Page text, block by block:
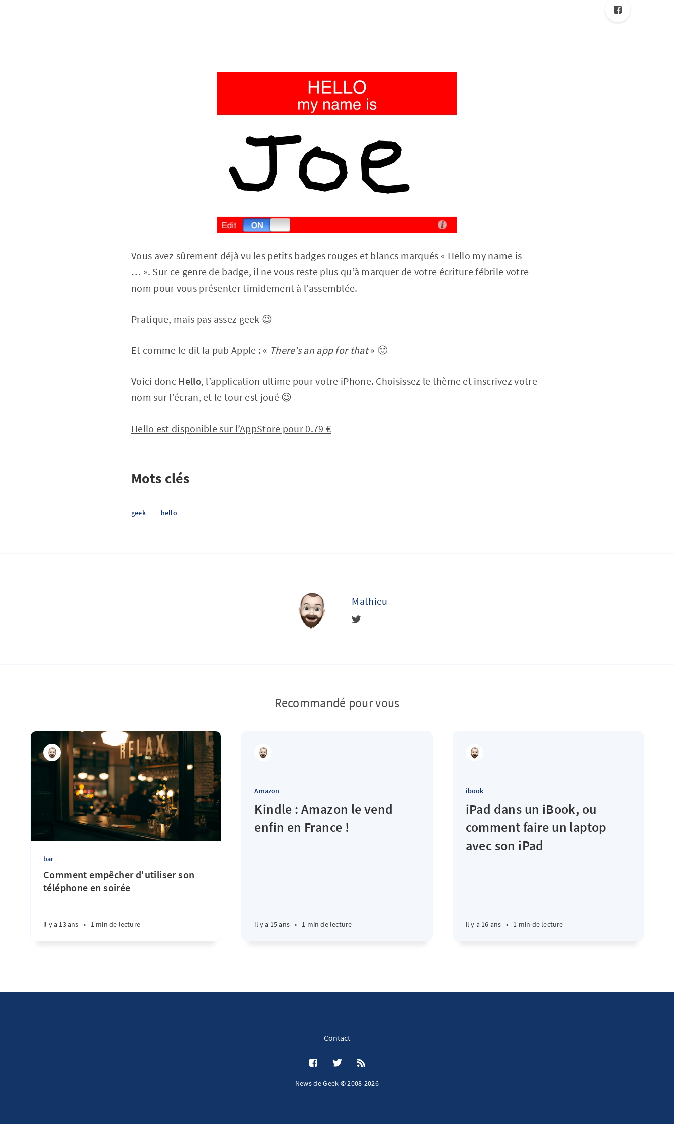
Vous avez sûrement déjà vu les petits badges rouges et blancs marqués « Hello my name is
… ». Sur ce genre de badge, il ne vous reste plus qu’à marquer de votre écriture fébrile votre
nom pour vous présenter timidement à l’assemblée.
Pratique, mais pas assez geek 😉
Et comme le dit la pub Apple : « There’s an app for that» 🙂
Voici donc Hello, l’application ultime pour votre iPhone. Choisissez le thème et inscrivez votre
nom sur l’écran, et le tour est joué 😉
Hello est disponible sur l’AppStore pour 0.79 €
Mots clés
geek hello
Mathieu
Recommandé pour vous
bar
Comment empêcher d'utiliser son
téléphone en soirée
il y a 13 ans • 1 min de lecture
Amazon
Kindle : Amazon le vend
enfin en France !
il y a 15 ans • 1 min de lecture
ibook
iPad dans un iBook, ou
comment faire un laptop
avec son iPad
il y a 16 ans • 1 min de lecture
Contact
News de Geek © 2008-2026